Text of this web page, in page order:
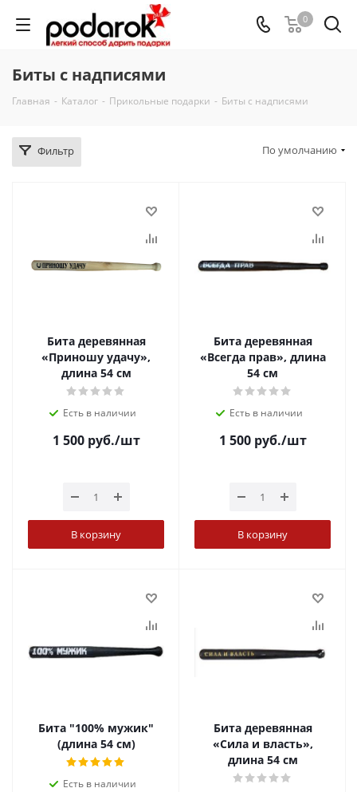
0
Биты с надписями
Главная - Каталог - Прикольные подарки - Биты с надписями
Фильтр По умолчанию
Бита деревянная
«Приношу удачу»,
длина 54 см
Есть в наличии
1 500руб./шт
В корзину
Бита деревянная
«Всегда прав», длина
54 см
Есть в наличии
1 500руб./шт
В корзину
Бита "100% мужик"
(длина 54 см)
Есть в наличии
Бита деревянная
«Сила и власть»,
длина 54 см